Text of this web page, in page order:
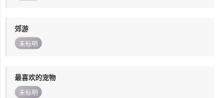
郊游
未标明
最喜欢的宠物
未标明